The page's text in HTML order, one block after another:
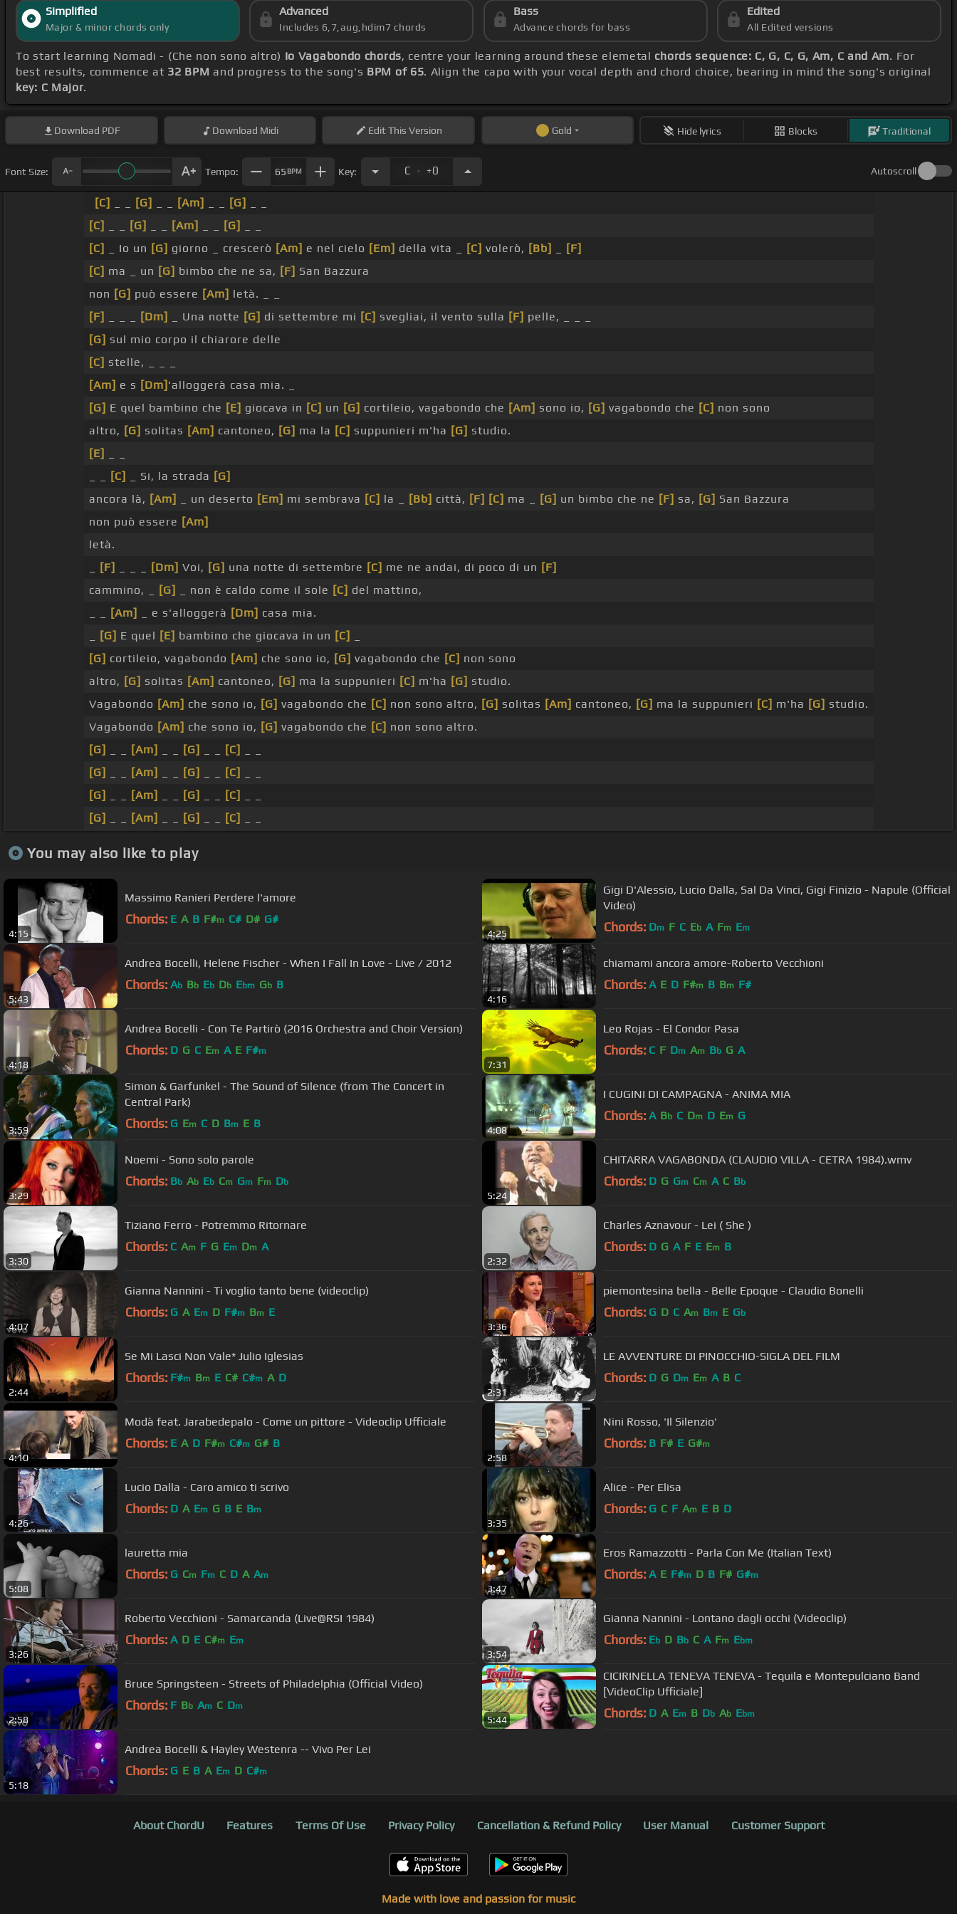
Simplified
Major & minor chords only
Advanced
Includes 6,7,aug,hdim7 chords
Bass
Advance chords for bass
Edited
All Edited versions
To start learning Nomadi - (Che non sono altro) Io Vagabondo chords, centre your learning around these elemetal chords sequence: C, G, C, G, Am, C and Am. For
best results, commence at 32 BPM and progress to the song's BPM of 65. Align the capo with your vocal depth and chord choice, bearing in mind the song's original
key: C Major.
Download PDF Download Midi EditThis Version Gold Hide lyrics Blocks Traditional
Font Size: Tempo: 65 BPM Key: C . +0 Autoscroll
[C] [G] [Am] [G]
[C]
[G] [Am] [G]
[C]
_ Io un [G] giorno _ crescerò [Am] e nel cielo [Em] della vita _ [C] volerò, [Bb]
[F]
[C] ma _ un [G] bimbo che ne sa, [F] San Bazzura
non [G] può essere [Am] letà. _ _
[F]
[Dm] _ Una notte [G] di settembre mi [C] svegliai, il vento sulla [F] pelle, _ _ _
[G] sul mio corpo il chiarore delle
[C] stelle, _ _ _
[Am] e s [Dm] 'alloggerà casa mia. _
[G] E quel bambino che [E] giocava in [C] un [G] cortileio, vagabondo che [Am] sono io, [G] vagabondo che [C] non sono
altro, [G] solitas [Am] cantoneo, [G] ma la [C] suppunieri m'ha [G] studio.
[E]
[C] _ Si, la strada [G]
ancora là, [Am] _ un deserto [Em] mi sembrava [C] la _ [Bb] città, [F] [C] ma _ [G] un bimbo che ne [F] sa, [G] San Bazzura
non può essere [Am]
letà.
[F] [Dm] Voi, [G] una notte di settembre [C] me ne andai, di poco di un [F]
cammino, _
[G] _ non è caldo come il sole [C] del mattino,
[Am] _ e s'alloggerà [Dm] casa mia.
[G] E quel [E] bambino che giocava in un [C]
[G] cortileio, vagabondo [Am] che sono io, [G] vagabondo che [C] non sono
altro, [G] solitas [Am] cantoneo, [G] ma la suppunieri [C] m'ha [G] studio.
Vagabondo [Am] che sono io, [G] vagabondo che [C] non sono altro, [G] solitas [Am] cantoneo, [G] ma la suppunieri [C] m'ha [G] studio.
Vagabondo [Am] che sono io, [G] vagabondo che [C] non sono altro.
[G]
[Am] [G] [C]
[G]
[Am] [G] [C]
[G]
[Am] [G] [C]
[G]
[Am] [G] [C]
You may also like to play
4:15
Massimo Ranieri Perdere l'amore
Chords: E A B F#m C# D# G#
4:25
Gigi D'Alessio, Lucio Dalla, Sal Da Vinci, Gigi Finizio - Napule (Official
Video)
Chords: Dm F C Eb A Fm Em
5:43
Andrea Bocelli, Helene Fischer - When I Fall In Love - Live / 2012
Chords: Ab Bb Eb Db Ebm Gb B
4:16
chiamami ancora amore-Roberto Vecchioni
Chords: A E D F#m B Bm F#
4:18
Andrea Bocelli - Con Te Partirò (2016 Orchestra and Choir Version)
Chords: D G C Em A E F#m
7:31
Leo Rojas - El Condor Pasa
Chords: C F Dm Am Bb G A
3:59
Simon & Garfunkel - The Sound of Silence (from The Concert in
Central Park)
Chords: G Em C D Bm E B
4:08
I CUGINI DI CAMPAGNA - ANIMA MIA
Chords: A Bb C Dm D Em G
3:29
Noemi - Sono solo parole
Chords: Bb Ab Eb Cm Gm Fm Db
5:24
CHITARRA VAGABONDA (CLAUDIO VILLA - CETRA 1984).wmv
Chords: D G Gm Cm A C Bb
3:30
Tiziano Ferro - Potremmo Ritornare
Chords: C Am F G Em Dm A
2:32
Charles Aznavour - Lei ( She )
Chords: D G A F E Em B
4:07
Gianna Nannini - Ti voglio tanto bene (videoclip)
Chords: G A Em D F#m Bm E
3:36
piemontesina bella - Belle Epoque - Claudio Bonelli
Chords: G D C Am Bm E Gb
2:44
Se Mi Lasci Non Vale* Julio Iglesias
Chords: F#m Bm E C# C#m A D
2:31
LE AVVENTURE DI PINOCCHIO-SIGLA DEL FILM
Chords: D G Dm Em A B C
4:10
Modà feat. Jarabedepalo - Come un pittore - Videoclip Ufficiale
Chords: E A D F#m C#m G# B
2:58
Nini Rosso, 'Il Silenzio'
Chords: B F# E G#m
4:26
Lucio Dalla - Caro amico ti scrivo
Chords: D A Em G B E Bm
3:35
Alice - Per Elisa
Chords: G C F Am E B D
5:08
lauretta mia
Chords: G Cm Fm C D A Am
3:47
Eros Ramazzotti - Parla Con Me (Italian Text)
Chords: A E F#m D B F# G#m
3:26
Roberto Vecchioni - Samarcanda (Live@RSI 1984)
Chords: A D E C#m Em
3:54
Gianna Nannini - Lontano dagli occhi (Videoclip)
Chords: Eb D Bb C A Fm Ebm
2:58
Bruce Springsteen - Streets of Philadelphia (Official Video)
Chords: F Bb Am C Dm
5:44
CICIRINELLA TENEVA TENEVA - Tequila e Montepulciano Band
[VideoClip Ufficiale]
Chords: D A Em B Db Ab Ebm
5:18
Andrea Bocelli & Hayley Westenra -- Vivo Per Lei
Chords: G E B A Em D C#m
About ChordU Features Terms Of Use Privacy Policy Cancellation & Refund Policy User Manual Customer Support
Made with love and passion for music